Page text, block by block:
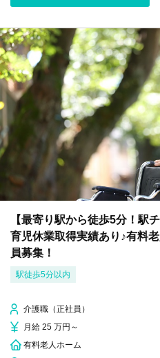
【最寄り駅から徒歩5分！
育児休業取得実績あり♪有料
員募集！
駅徒歩5分以内
介護職（正社員）
月給 25 万円～
有料老人ホーム